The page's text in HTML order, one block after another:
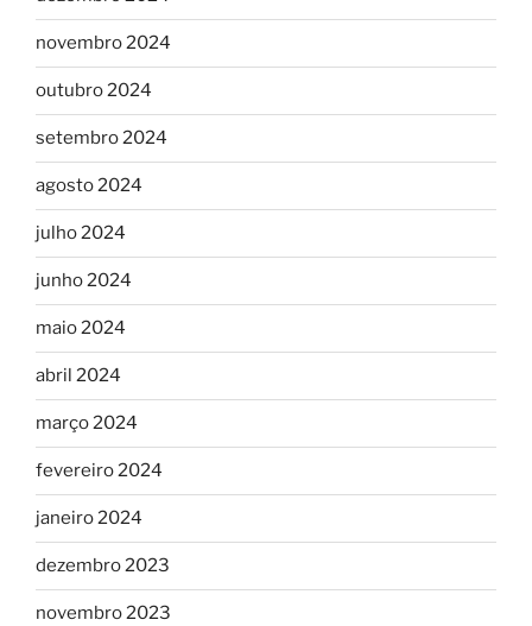
novembro 2024
outubro 2024
setembro 2024
agosto 2024
julho 2024
junho 2024
maio 2024
abril 2024
março 2024
fevereiro 2024
janeiro 2024
dezembro 2023
novembro 2023